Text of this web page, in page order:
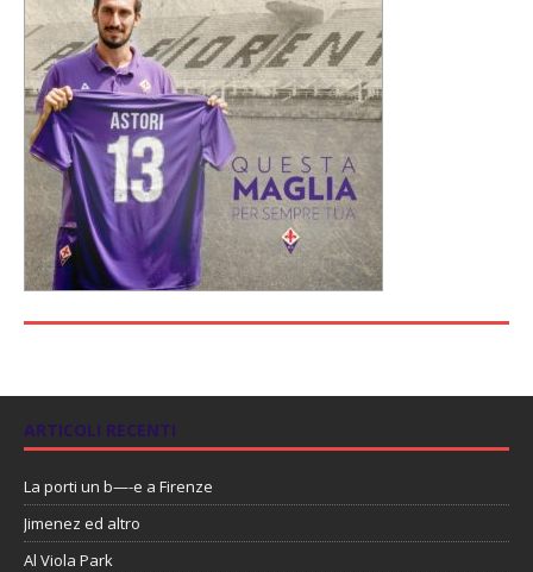
ARTICOLI RECENTI
La porti un b—-e a Firenze
Jimenez ed altro
Al Viola Park